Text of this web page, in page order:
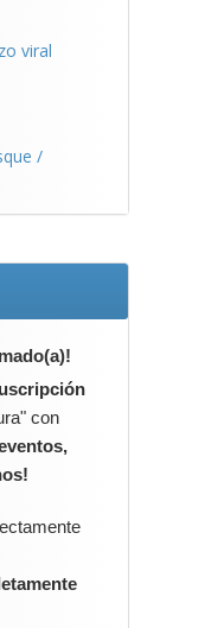
viral
/
con